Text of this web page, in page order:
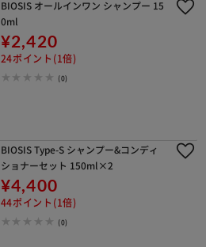
BIOSIS オールインワン シャンプー 15
0ml
¥2,420
24ポイント(1倍)
(0)
BIOSIS Type-S シャンプー&コンディ
ショナーセット 150ml×2
¥4,400
44ポイント(1倍)
(0)